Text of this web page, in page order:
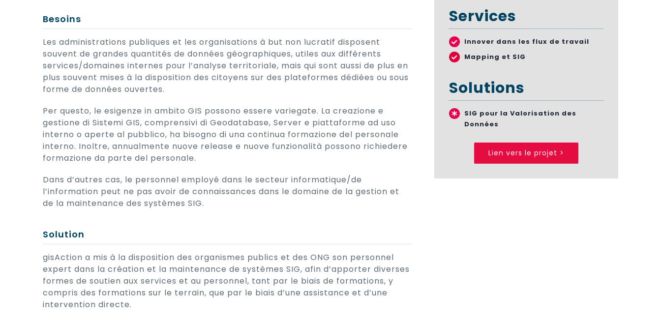
Besoins
Les administrations publiques et les organisations à but non lucratif disposent
souvent de grandes quantités de données géographiques, utiles aux différents
services/domaines internes pour l’analyse territoriale, mais qui sont aussi de plus en
plus souvent mises à la disposition des citoyens sur des plateformes dédiées ou sous
forme de données ouvertes.
Per questo, le esigenze in ambito GIS possono essere variegate. La creazione e
gestione di Sistemi GIS, comprensivi di Geodatabase, Server e piattaforme ad uso
interno o aperte al pubblico, ha bisogno di una continua formazione del personale
interno. Inoltre, annualmente nuove release e nuove funzionalità possono richiedere
formazione da parte del personale.
Dans d’autres cas, le personnel employé dans le secteur informatique/de
l’information peut ne pas avoir de connaissances dans le domaine de la gestion et
de la maintenance des systèmes SIG.
Solution
gisAction a mis à la disposition des organismes publics et des ONG son personnel
expert dans la création et la maintenance de systèmes SIG, afin d’apporter diverses
formes de soutien aux services et au personnel, tant par le biais de formations, y
compris des formations sur le terrain, que par le biais d’une assistance et d’une
intervention directe.
Services
Innover dans les flux de travail
Mapping et SIG
Solutions
SIG pour la Valorisation des
Données
Lien vers le projet >